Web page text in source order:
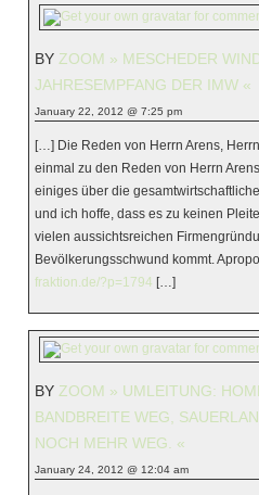
BY ZOOM » MESCHEDER
JAHRESEMPFANG DER IMW «
January 22, 2012 @ 7:25 pm
[…] Die Reden von Herrn Arens,
einmal zu den Reden von Herrn
einiges über die
und ich hoffe, dass es zu keinen
vielen aussichtsreichen
Bevölkerungsschwund kommt.
fraktion.de/?p=1794 […]
BY ZOOM » UMLEITUNG:
BANDBREITE WEG,
NOCH MEHR WEG. «
January 24, 2012 @ 12:04 am